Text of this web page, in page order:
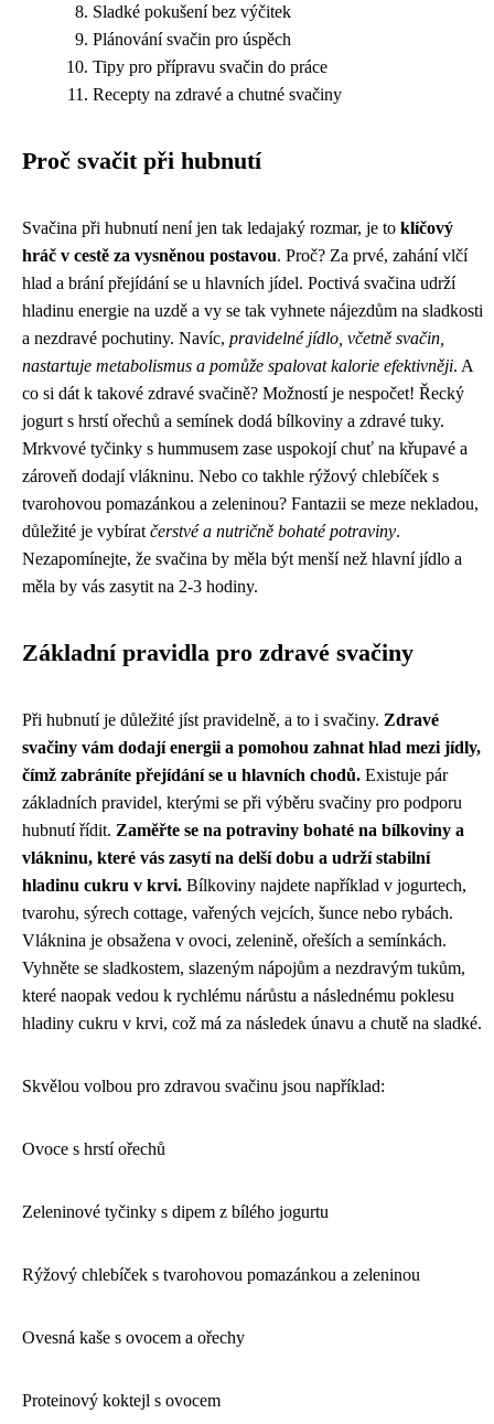
Sladké pokušení bez výčitek
Plánování svačin pro úspěch
Tipy pro přípravu svačin do práce
Recepty na zdravé a chutné svačiny
Proč svačit při hubnutí
Svačina při hubnutí není jen tak ledajaký rozmar, je to klíčový
hráč v cestě za vysněnou postavou. Proč? Za prvé, zahání vlčí
hlad a brání přejídání se u hlavních jídel. Poctivá svačina udrží
hladinu energie na uzdě a vy se tak vyhnete nájezdům na sladkosti
a nezdravé pochutiny. Navíc, pravidelné jídlo, včetně svačin,
nastartuje metabolismus a pomůže spalovat kalorie efektivněji. A
co si dát k takové zdravé svačině? Možností je nespočet! Řecký
jogurt s hrstí ořechů a semínek dodá bílkoviny a zdravé tuky.
Mrkvové tyčinky s hummusem zase uspokojí chuť na křupavé a
zároveň dodají vlákninu. Nebo co takhle rýžový chlebíček s
tvarohovou pomazánkou a zeleninou? Fantazii se meze nekladou,
důležité je vybírat čerstvé a nutričně bohaté potraviny.
Nezapomínejte, že svačina by měla být menší než hlavní jídlo a
měla by vás zasytit na 2-3 hodiny.
Základní pravidla pro zdravé svačiny
Při hubnutí je důležité jíst pravidelně, a to i svačiny. Zdravé
svačiny vám dodají energii a pomohou zahnat hlad mezi jídly,
čímž zabráníte přejídání se u hlavních chodů. Existuje pár
základních pravidel, kterými se při výběru svačiny pro podporu
hubnutí řídit. Zaměřte se na potraviny bohaté na bílkoviny a
vlákninu, které vás zasytí na delší dobu a udrží stabilní
hladinu cukru v krvi. Bílkoviny najdete například v jogurtech,
tvarohu, sýrech cottage, vařených vejcích, šunce nebo rybách.
Vláknina je obsažena v ovoci, zelenině, ořeších a semínkách.
Vyhněte se sladkostem, slazeným nápojům a nezdravým tukům,
které naopak vedou k rychlému nárůstu a následnému poklesu
hladiny cukru v krvi, což má za následek únavu a chutě na sladké.
Skvělou volbou pro zdravou svačinu jsou například:
Ovoce s hrstí ořechů
Zeleninové tyčinky s dipem z bílého jogurtu
Rýžový chlebíček s tvarohovou pomazánkou a zeleninou
Ovesná kaše s ovocem a ořechy
Proteinový koktejl s ovocem